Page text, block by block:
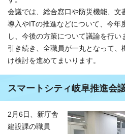
会議では、総合窓口や防災機能、文
導入やITの推進などについて、今年
し、今後の方策について議論を行い
引き続き、全職員が一丸となって、
け検討を進めてまいります。
スマートシティ岐阜推進会
2月6日、新庁舎
建設課の職員